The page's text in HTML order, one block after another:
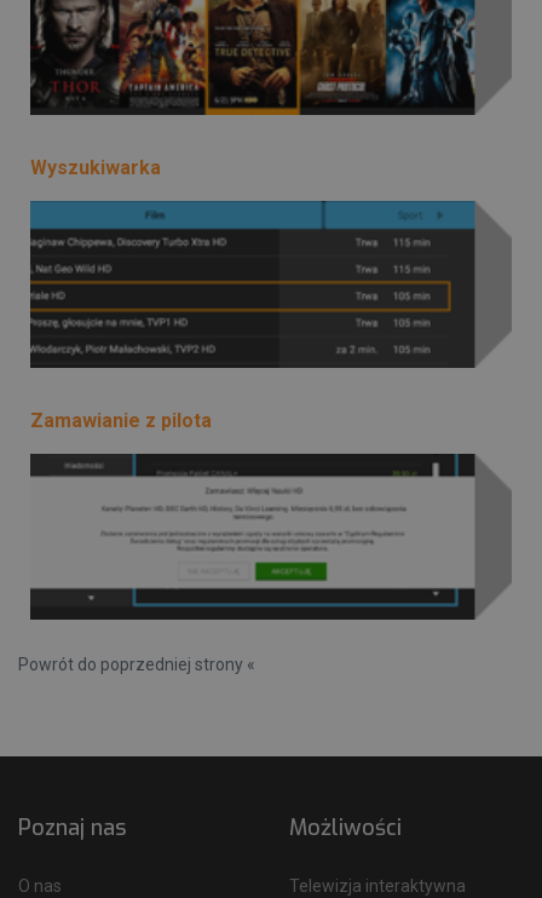
Wyszukiwarka
Zamawianie z pilota
Powrót do poprzedniej strony «
Poznaj nas
O nas
Możliwości
Telewizja interaktywna